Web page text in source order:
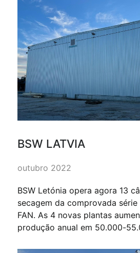
BSW LATVIA
outubro 2022
BSW Letónia opera agora 13
secagem da comprovada série
FAN. As 4 novas plantas
produção anual em 50.000-